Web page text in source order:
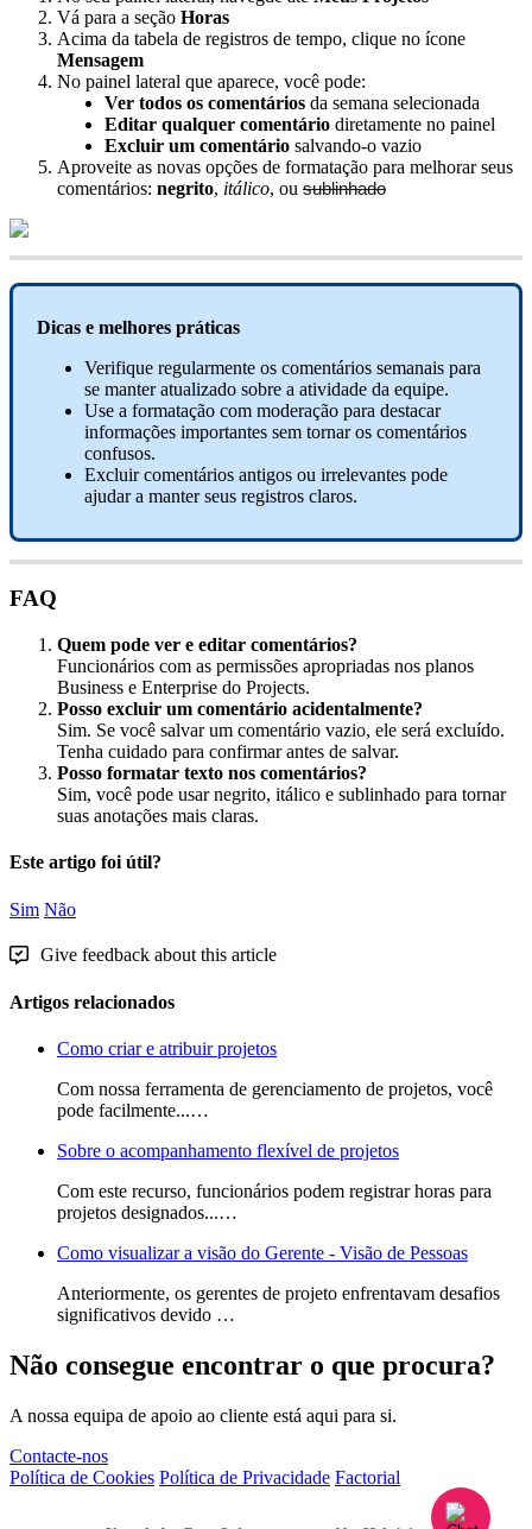
Vá para a seção Horas
Acima da tabela de registros de tempo, clique no ícone
Mensagem
No painel lateral que aparece, você pode:
Ver todos os comentários da semana selecionada
Editar qualquer comentário diretamente no painel
Excluir um comentário salvando-o vazio
Aproveite as novas opções de formatação para melhorar seus
comentários: negrito, itálico, ou sublinhado
Dicas e melhores práticas
Verifique regularmente os comentários semanais para
se manter atualizado sobre a atividade da equipe.
Use a formatação com moderação para destacar
informações importantes sem tornar os comentários
confusos.
Excluir comentários antigos ou irrelevantes pode
ajudar a manter seus registros claros.
FAQ
Quem pode ver e editar comentários?
Funcionários com as permissões apropriadas nos planos
Business e Enterprise do Projects.
Posso excluir um comentário acidentalmente?
Sim. Se você salvar um comentário vazio, ele será excluído.
Tenha cuidado para confirmar antes de salvar.
Posso formatar texto nos comentários?
Sim, você pode usar negrito, itálico e sublinhado para tornar
suas anotações mais claras.
Este artigo foi útil?
Sim Não
Give feedback about this article
Artigos relacionados
Como criar e atribuir projetos
Com nossa ferramenta de gerenciamento de projetos, você
pode facilmente...…
Sobre o acompanhamento flexível de projetos
Com este recurso, funcionários podem registrar horas para
projetos designados...…
Como visualizar a visão do Gerente - Visão de Pessoas
Anteriormente, os gerentes de projeto enfrentavam desafios
significativos devido …
Não consegue encontrar o que procura?
A nossa equipa de apoio ao cliente está aqui para si.
Contacte-nos
Política de Cookies Política de Privacidade Factorial